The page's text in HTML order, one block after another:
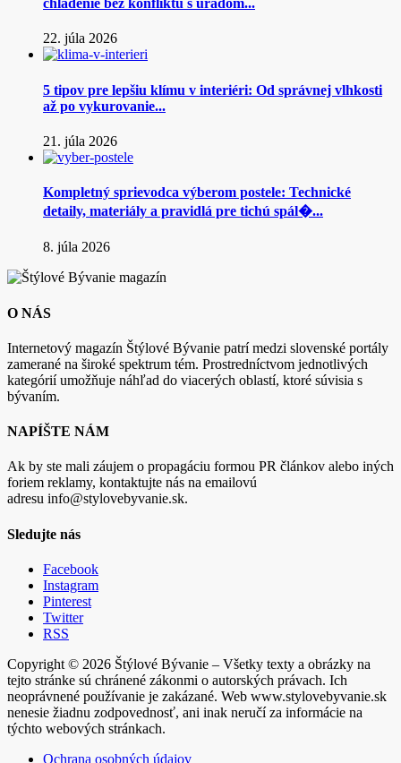
chladenie bez konfliktu s úradom...
22. júla 2026
5 tipov pre lepšiu klímu v interiéri: Od správnej vlhkosti
až po vykurovanie...
21. júla 2026
Kompletný sprievodca výberom postele: Technické
detaily, materiály a pravidlá pre tichú spál�...
8. júla 2026
O NÁS
Internetový magazín Štýlové Bývanie patrí medzi slovenské portály
zamerané na široké spektrum tém. Prostredníctvom jednotlivých
kategórií umožňuje náhľad do viacerých oblastí, ktoré súvisia s
bývaním.
NAPÍŠTE NÁM
Ak by ste mali záujem o propagáciu formou PR článkov alebo iných
foriem reklamy, kontaktujte nás na emailovú
adresu info@stylovebyvanie.sk.
Sledujte nás
Facebook
Instagram
Pinterest
Twitter
RSS
Copyright © 2026 Štýlové Bývanie – Všetky texty a obrázky na
tejto stránke sú chránené zákonmi o autorských právach. Ich
neoprávnené používanie je zakázané. Web www.stylovebyvanie.sk
nenesie žiadnu zodpovednosť, ani inak neručí za informácie na
týchto webových stránkach.
Ochrana osobných údajov